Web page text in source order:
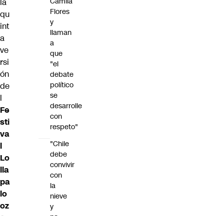
qu
int
a
ve
rsi
ón
de
l
Fe
sti
va
l
Lo
lla
pa
lo
oz
Flores
y
llaman
a
que
"el
debate
político
se
desarrolle
con
respeto"
"Chile
debe
convivir
con
la
nieve
y